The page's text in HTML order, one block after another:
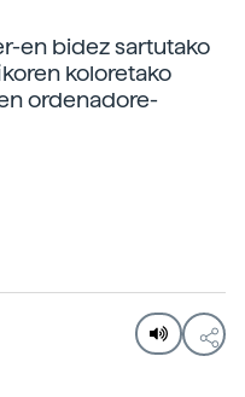
en bidez sartutako
koloretako
ordenadore-